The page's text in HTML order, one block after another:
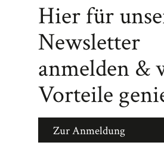
Hier für
Newsletter
anmelden &
Vorteile
Zur Anmeldung